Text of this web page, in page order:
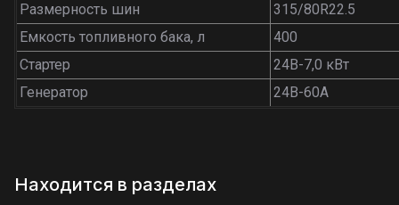
Размерность шин
315/80R22.5
Емкость топливного бака, л
400
Стартер
24В-7,0 кВт
Генератор
24В-60А
Находится в разделах